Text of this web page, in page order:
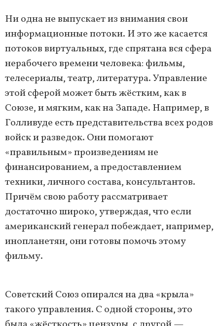
Ни одна не выпускает из внимания свои
информационные потоки. И это же касается
потоков виртуальных, где спрятана вся сфера
нерабочего времени человека: фильмы,
телесериалы, театр, литература. Управление
этой сферой может быть жёстким, как в
Союзе, и мягким, как на Западе. Например, в
Голливуде есть представительства всех родов
войск и разведок. Они помогают
«правильным» произведениям не
финансированием, а предоставлением
техники, личного состава, консультантов.
Причём свою работу рассматривает
достаточно широко, утверждая, что если
американский генерал побеждает, например,
инопланетян, они готовы помочь этому
фильму.
Советский Союз опирался на два «крыла»
такого управления. С одной стороны, это